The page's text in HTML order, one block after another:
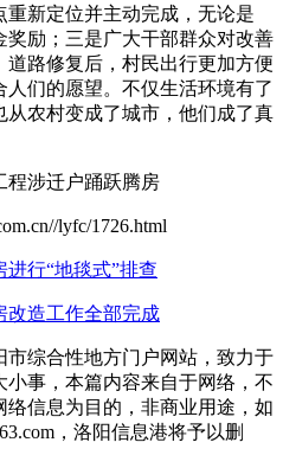
新定位并主动完成，无论是
励；三是广大干部群众对改善
路修复后，村民出行更加方便
们的愿望。不仅生活环境有了
农村变成了城市，他们成了真
程涉迁户踊跃腾房
lyfc/1726.html
行“地毯式”排查
改造工作全部完成
综合性地方门户网站，致力于
事，本篇内容来自于网络，不
信息为目的，非商业用途，如
，洛阳信息港将予以删